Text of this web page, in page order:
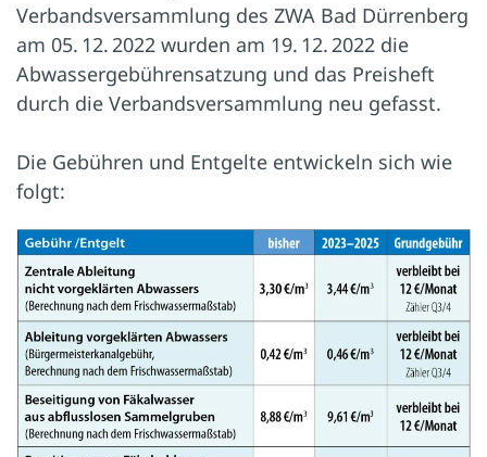
Verbandsversammlung des ZWA Bad Dürrenberg
am 05. 12. 2022 wurden am 19. 12. 2022 die
Abwassergebührensatzung und das Preisheft
durch die Verbandsversammlung neu gefasst.
Die Gebühren und Entgelte entwickeln sich wie
folgt: